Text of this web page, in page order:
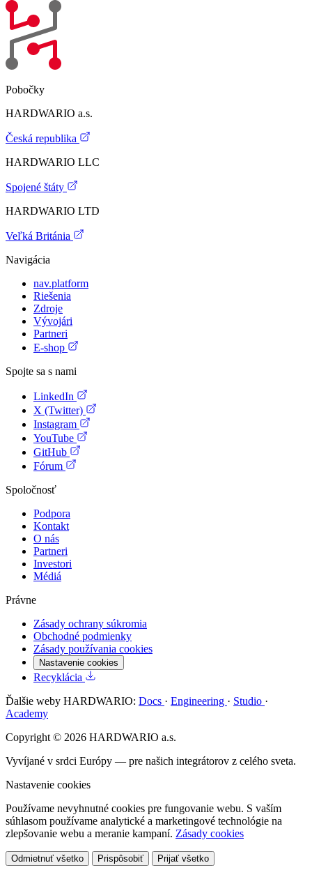
Pobočky
HARDWARIO a.s.
Česká republika
HARDWARIO LLC
Spojené štáty
HARDWARIO LTD
Veľká Británia
Navigácia
nav.platform
Riešenia
Zdroje
Vývojári
Partneri
E-shop
Spojte sa s nami
LinkedIn
X (Twitter)
Instagram
YouTube
GitHub
Fórum
Spoločnosť
Podpora
Kontakt
O nás
Partneri
Investori
Médiá
Právne
Zásady ochrany súkromia
Obchodné podmienky
Zásady používania cookies
Nastavenie cookies
Recyklácia
Ďalšie weby HARDWARIO: Docs · Engineering · Studio ·
Academy
Copyright © 2026 HARDWARIO a.s.
Vyvíjané v srdci Európy — pre našich integrátorov z celého sveta.
Nastavenie cookies
Používame nevyhnutné cookies pre fungovanie webu. S vaším
súhlasom používame analytické a marketingové technológie na
zlepšovanie webu a meranie kampaní. Zásady cookies
Odmietnuť všetko Prispôsobiť Prijať všetko